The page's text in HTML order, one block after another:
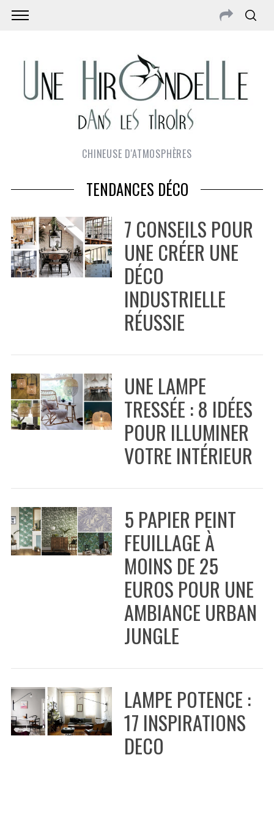
CHINEUSE D'ATMOSPHÈRES
TENDANCES DÉCO
7 CONSEILS POUR
UNE CRÉER UNE
DÉCO
INDUSTRIELLE
RÉUSSIE
UNE LAMPE
TRESSÉE : 8 IDÉES
POUR ILLUMINER
VOTRE INTÉRIEUR
5 PAPIER PEINT
FEUILLAGE À
MOINS DE 25
EUROS POUR UNE
AMBIANCE URBAN
JUNGLE
LAMPE POTENCE :
17 INSPIRATIONS
DECO
S
h
o
r
: